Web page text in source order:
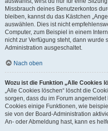
Missbrauch deines Benutzerkontos
bleiben, kannst du das Kästchen
auswählen. Dies ist nicht
Computer, zum Beispiel in einem
nicht zur Verfügung steht, dann wurde
Administration ausgeschaltet.
Nach oben
Wozu ist die Funktion „Alle Cookies
„Alle Cookies löschen“ löscht die
sorgen, dass du im Forum
Cookies einige Funktionen, wie
sie von der Board-Administration
An- oder Abmeldung hast, kann es